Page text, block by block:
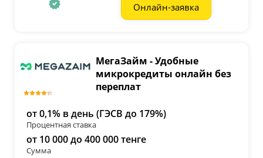
Онлайн-заявка
МегаЗайм - Удобные
микрокредиты онлайн без
переплат
от 0,1% в день (ГЭСВ до 179%)
Процентная ставка
от 10 000 до 400 000 тенге
Сумма